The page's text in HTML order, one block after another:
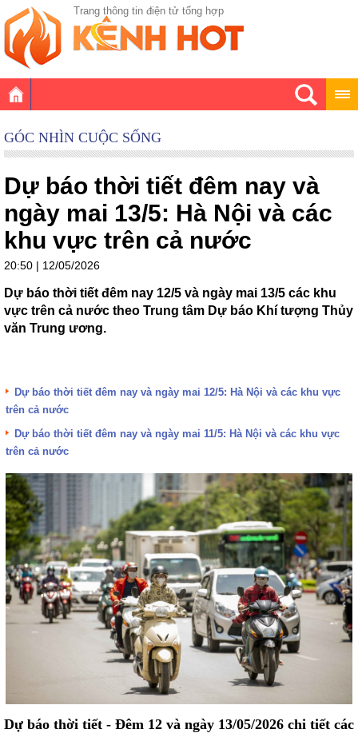
Trang thông tin điện tử tổng hợp
GÓC NHÌN CUỘC SỐNG
Dự báo thời tiết đêm nay và
ngày mai 13/5: Hà Nội và các
khu vực trên cả nước
20:50 | 12/05/2026
Dự báo thời tiết đêm nay 12/5 và ngày mai 13/5 các khu
vực trên cả nước theo Trung tâm Dự báo Khí tượng Thủy
văn Trung ương.
Dự báo thời tiết đêm nay và ngày mai 12/5: Hà Nội và các khu vực
trên cả nước
Dự báo thời tiết đêm nay và ngày mai 11/5: Hà Nội và các khu vực
trên cả nước
Dự báo thời tiết - Đêm 12 và ngày 13/05/2026 chi tiết các